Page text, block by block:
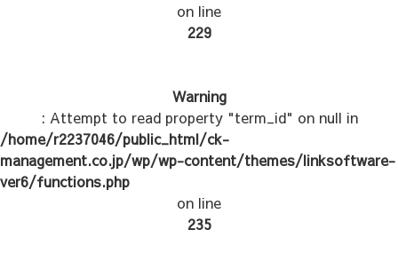
on line
229
Warning
: Attempt to read property "term_id" on null in
/home/r2237046/public_html/ck-
management.co.jp/wp/wp-content/themes/linksoftware-
ver6/functions.php
on line
235